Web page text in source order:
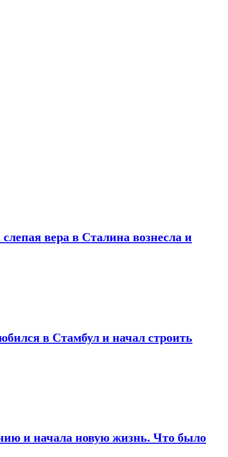
вера в Сталина вознесла и
в Стамбул и начал строить
и начала новую жизнь. Что было